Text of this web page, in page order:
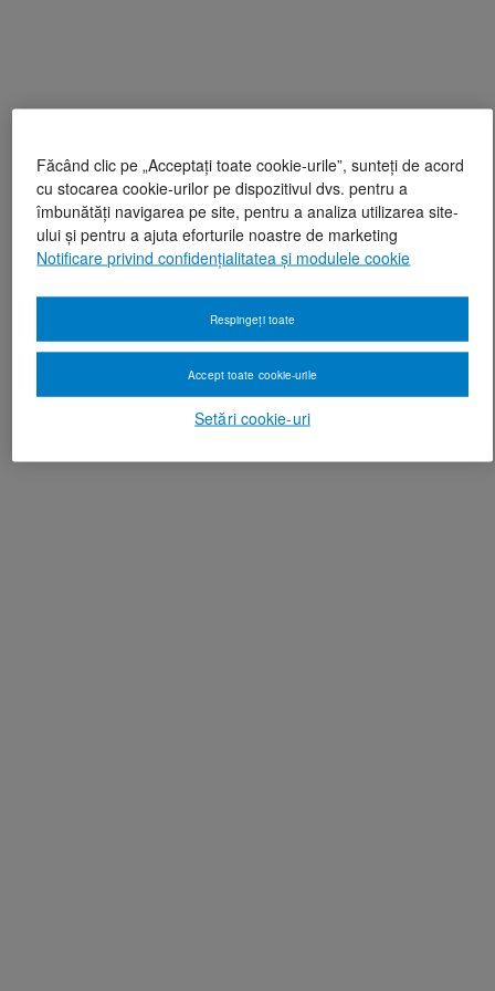
Făcând clic pe „Acceptați toate cookie-urile”, sunteți de acord
cu stocarea cookie-urilor pe dispozitivul dvs. pentru a
îmbunătăți navigarea pe site, pentru a analiza utilizarea site-
ului și pentru a ajuta eforturile noastre de marketing
Notificare privind confidențialitatea și modulele cookie
Setări cookie-uri
Respingeți toate
Accept toate cookie-urile